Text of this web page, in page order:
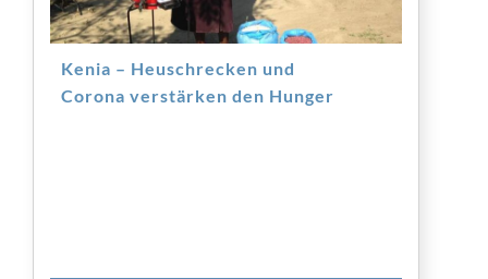
Kenia – Heuschrecken und
Corona verstärken den Hunger